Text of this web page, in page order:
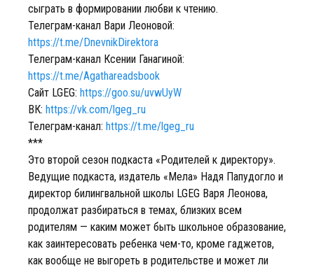
сыграть в формировании любви к чтению.
Телеграм-канал Вари Леоновой:
https://t.me/DnevnikDirektora
Телеграм-канал Ксении Ганагиной:
https://t.me/Agathareadsbook
Сайт LGEG: https://goo.su/uvwUyW
ВК: https://vk.com/lgeg_ru
Телеграм-канал: https://t.me/lgeg_ru
***
Это второй сезон подкаста «Родителей к директору».
Ведущие подкаста, издатель «Мела» Надя Папудогло и
директор билингвальной школы LGEG Варя Леонова,
продолжат разбираться в темах, близких всем
родителям — каким может быть школьное образование,
как заинтересовать ребенка чем-то, кроме гаджетов,
как вообще не выгореть в родительстве и может ли